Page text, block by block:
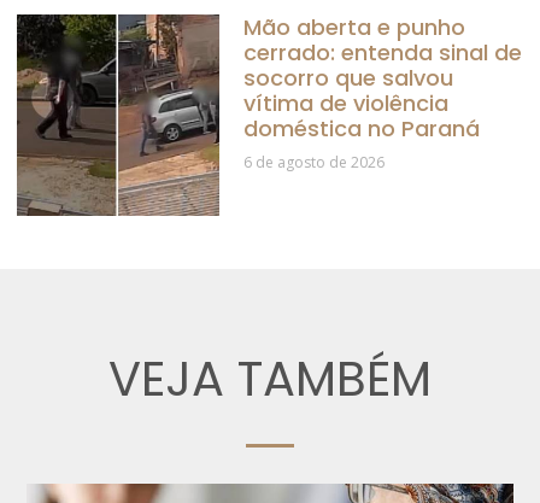
Mão aberta e punho
cerrado: entenda sinal de
socorro que salvou
vítima de violência
doméstica no Paraná
6 de agosto de 2026
VEJA TAMBÉM